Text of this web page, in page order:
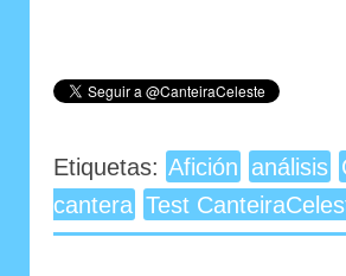
Etiquetas: Afición análisis
cantera Test